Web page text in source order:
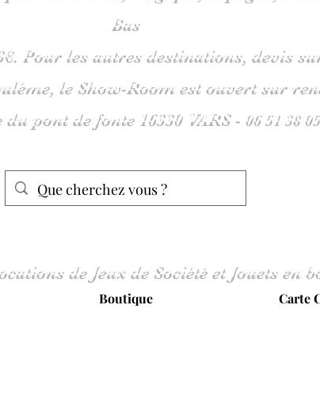
Bas
Pour les autres destinations, devis
le Show-Room est ouvert sur
du pont de fonte 16330 VARS - 0651 38
de Jeux de Société et Jouets en
Boutique Carte